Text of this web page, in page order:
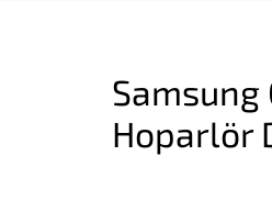
Samsung
Hoparlör